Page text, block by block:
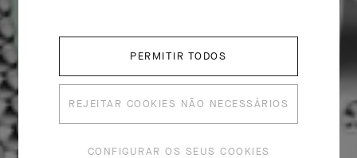
PERMITIR TODOS
REJEITAR COOKIES NÃO NECESSÁRIOS
CONFIGURAR OS SEUS COOKIES